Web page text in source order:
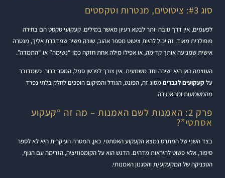
סוג #3: ציטוטים, מנטרות וטקסטים
לפעמים, אין דרך טובה יותר לבטא רעיון מאשר במילים. קעקועי טקסט הם בחירה
פופולרית מאוד. זה יכול להיות ציטוט מספר אהוב, שורה משיר שמדברת אליך, מנטרה
אישית שמניעה אותך קדימה, או אפילו מילה אחת חזקה כמו “נשימה” או “התמדה”.
העוצמה כאן היא ישירה וחד משמעית. אין צורך לפרשן סמל, המסר ברור. כשמדובר
עלקעקועים לגבריםמסוג זה, הפונט, הגודל והמיקום הופכים לחלק בלתי נפרד
מהמשמעות ומהאמירה.
פרק 2: האמנות לשם האמנות – מה זה “קעקוע
אסתטי”?
בצד השני של המתרס נמצא הקעקוע האסתטי. כאן, המטרה העיקרית היא לא לספר
סיפור, אלא פשוט להיראות מדהים. הדגש הוא על הקומפוזיציה, הזרימה עם הגוף,
הטכניקה של המקעקע/ת והסגנון האמנותי.